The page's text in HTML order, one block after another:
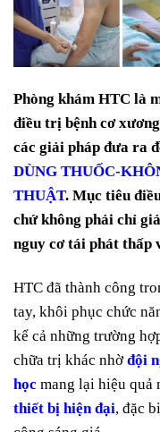
Phòng khám HTC là
điều trị bệnh cơ
các giải pháp đưa ra
DÙNG THUỐC-
THUẬT. Mục tiêu
chứ không phải chỉ
nguy cơ tái phát thấp
HTC đã thành công
tay, khôi phục chức
kể cả những trường
chữa trị khác nhờđội
học mang lại hiệu quả
thiết bị hiện đại, đặc